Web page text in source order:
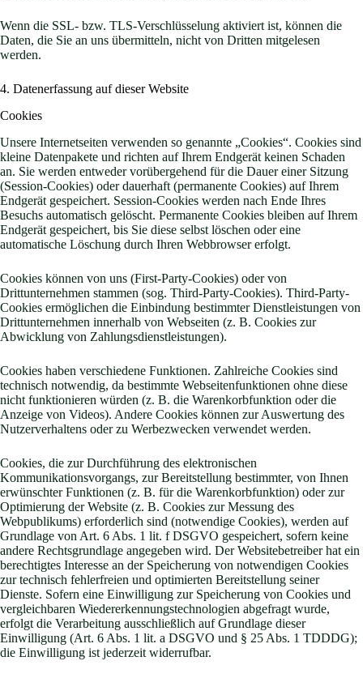
Wenn die SSL- bzw. TLS-Verschlüsselung aktiviert ist, können die
Daten, die Sie an uns übermitteln, nicht von Dritten mitgelesen
werden.
4. Datenerfassung auf dieser Website
Cookies
Unsere Internetseiten verwenden so genannte „Cookies“. Cookies sind
kleine Datenpakete und richten auf Ihrem Endgerät keinen Schaden
an. Sie werden entweder vorübergehend für die Dauer einer Sitzung
(Session-Cookies) oder dauerhaft (permanente Cookies) auf Ihrem
Endgerät gespeichert. Session-Cookies werden nach Ende Ihres
Besuchs automatisch gelöscht. Permanente Cookies bleiben auf Ihrem
Endgerät gespeichert, bis Sie diese selbst löschen oder eine
automatische Löschung durch Ihren Webbrowser erfolgt.
Cookies können von uns (First-Party-Cookies) oder von
Drittunternehmen stammen (sog. Third-Party-Cookies). Third-Party-
Cookies ermöglichen die Einbindung bestimmter Dienstleistungen von
Drittunternehmen innerhalb von Webseiten (z. B. Cookies zur
Abwicklung von Zahlungsdienstleistungen).
Cookies haben verschiedene Funktionen. Zahlreiche Cookies sind
technisch notwendig, da bestimmte Webseitenfunktionen ohne diese
nicht funktionieren würden (z. B. die Warenkorbfunktion oder die
Anzeige von Videos). Andere Cookies können zur Auswertung des
Nutzerverhaltens oder zu Werbezwecken verwendet werden.
Cookies, die zur Durchführung des elektronischen
Kommunikationsvorgangs, zur Bereitstellung bestimmter, von Ihnen
erwünschter Funktionen (z. B. für die Warenkorbfunktion) oder zur
Optimierung der Website (z. B. Cookies zur Messung des
Webpublikums) erforderlich sind (notwendige Cookies), werden auf
Grundlage von Art. 6 Abs. 1 lit. f DSGVO gespeichert, sofern keine
andere Rechtsgrundlage angegeben wird. Der Websitebetreiber hat ein
berechtigtes Interesse an der Speicherung von notwendigen Cookies
zur technisch fehlerfreien und optimierten Bereitstellung seiner
Dienste. Sofern eine Einwilligung zur Speicherung von Cookies und
vergleichbaren Wiedererkennungstechnologien abgefragt wurde,
erfolgt die Verarbeitung ausschließlich auf Grundlage dieser
Einwilligung (Art. 6 Abs. 1 lit. a DSGVO und § 25 Abs. 1 TDDDG);
die Einwilligung ist jederzeit widerrufbar.